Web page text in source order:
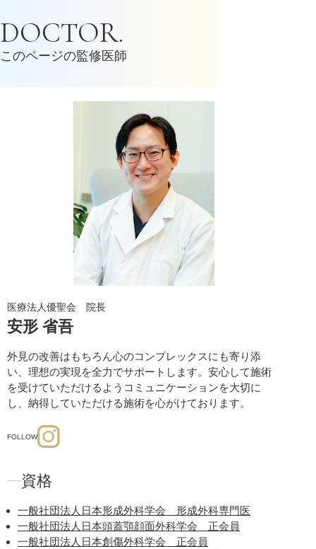
DOCTOR.
このページの監修医師
医療法人優聖会 院長
安形 省吾
外見の改善はもちろん心のコンプレックスにも寄り添
い、理想の実現を全力でサポートします。安心して施術
を受けていただけるようコミュニケーションを大切に
し、納得していただける施術を心がけております。
FOLLOW
資格
一般社団法人日本形成外科学会 形成外科専門医
一般社団法人日本頭蓋顎顔面外科学会 正会員
一般社団法人日本創傷外科学会 正会員